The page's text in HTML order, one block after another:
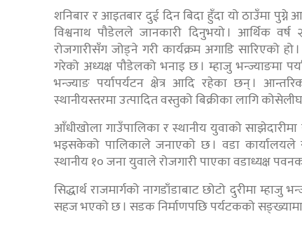
शनिबार र आइतबार दुई दिन बिदा हुँदा यो ठाउँमा
विश्वनाथ पौडेलले जानकारी दिनुभयो । आर्थिक
रोजगारीसँग जोड्ने गरी कार्यक्रम अगाडि सारिएको
गरेको अध्यक्ष पौडेलको भनाइ छ । म्हाजु भन्ज्याङमा
भन्ज्याङ पर्यापर्यटन क्षेत्र आदि रहेका छन् ।
स्थानीयस्तरमा उत्पादित वस्तुको बिक्रीका लागि
आँधीखोला गाउँपालिका र स्थानीय युवाको
भइसकेको पालिकाले जनाएको छ । वडा कार्यालयले
स्थानीय १० जना युवाले रोजगारी पाएका वडाध्यक्ष
सिद्धार्थ राजमार्गको नागडाँडाबाट छोटो दुरीमा
सहज भएको छ । सडक निर्माणपछि पर्यटकको सङ्ख्यामा